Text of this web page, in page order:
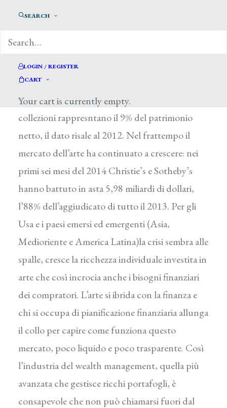
SEARCH
LOGIN / REGISTER
CART
Your cart is currently empty.
settembre 2014
Nell’asset allocation dei super ricchi l’arte e le
collezioni rappresntano il 9% del patrimonio
netto, il dato risale al 2012. Nel frattempo il
mercato dell’arte ha continuato a crescere: nei
primi sei mesi del 2014 Christie’s e Sotheby’s
hanno battuto in asta 5,98 miliardi di dollari,
l’88% dell’aggiudicato di tutto il 2013. Per gli
Usa e i paesi emersi ed emergenti (Asia,
Medioriente e America Latina)la crisi sembra alle
spalle, cresce la ricchezza individuale investita in
arte che così incrocia anche i bisogni finanziari
dei compratori. L’arte si ibrida con la finanza e
chi si occupa di pianificazione finanziaria allunga
il collo per capire come funziona questo
mercato, poco liquido e poco trasparente. Così
l’industria del wealth management, quella più
avanzata che gestisce ricchi portafogli, è
consapevole che non può chiamarsi fuori dal